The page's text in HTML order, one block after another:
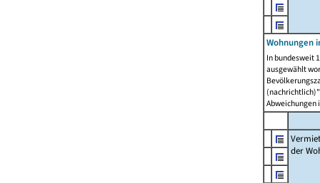
Wohnungen
In bundesweit
ausgewählt
Abweichungen
der